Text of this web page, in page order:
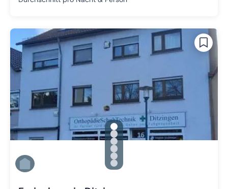
gallery.slide_selector
Zu Slide 1 wechseln
Zu Slide 2 wechseln
Zu Slide 3 wechseln
Zu Slide 4 wechseln
Zu Slide 5 wechseln
Zu Slide 6 wechseln